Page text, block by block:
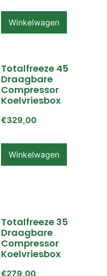
Winkelwagen
Totalfreeze 45
Draagbare
Compressor
Koelvriesbox
€329,00
Winkelwagen
Totalfreeze 35
Draagbare
Compressor
Koelvriesbox
€279,00